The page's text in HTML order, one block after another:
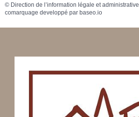
© Direction de l’information légale et administrative
comarquage developpé par baseo.io